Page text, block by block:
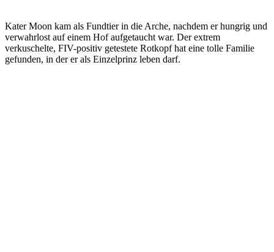
Kater Moon kam als Fundtier in die Arche, nachdem er hungrig und
verwahrlost auf einem Hof aufgetaucht war. Der extrem
verkuschelte, FIV-positiv getestete Rotkopf hat eine tolle Familie
gefunden, in der er als Einzelprinz leben darf.